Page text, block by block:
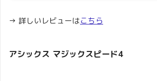
→ 詳しいレビューはこちら
アシックス マジックスピード4